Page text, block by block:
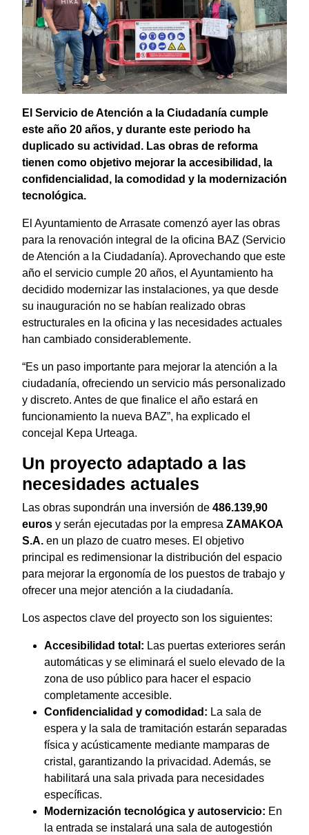
El Servicio de Atención a la Ciudadanía cumple
este año 20 años, y durante este periodo ha
duplicado su actividad. Las obras de reforma
tienen como objetivo mejorar la accesibilidad, la
confidencialidad, la comodidad y la modernización
tecnológica.
El Ayuntamiento de Arrasate comenzó ayer las obras
para la renovación integral de la oficina BAZ (Servicio
de Atención a la Ciudadanía). Aprovechando que este
año el servicio cumple 20 años, el Ayuntamiento ha
decidido modernizar las instalaciones, ya que desde
su inauguración no se habían realizado obras
estructurales en la oficina y las necesidades actuales
han cambiado considerablemente.
“Es un paso importante para mejorar la atención a la
ciudadanía, ofreciendo un servicio más personalizado
y discreto. Antes de que finalice el año estará en
funcionamiento la nueva BAZ”, ha explicado el
concejal Kepa Urteaga.
Un proyecto adaptado a las
necesidades actuales
Las obras supondrán una inversión de 486.139,90
euros y serán ejecutadas por la empresa ZAMAKOA
S.A. en un plazo de cuatro meses. El objetivo
principal es redimensionar la distribución del espacio
para mejorar la ergonomía de los puestos de trabajo y
ofrecer una mejor atención a la ciudadanía.
Los aspectos clave del proyecto son los siguientes:
Accesibilidad total: Las puertas exteriores serán
automáticas y se eliminará el suelo elevado de la
zona de uso público para hacer el espacio
completamente accesible.
Confidencialidad y comodidad: La sala de
espera y la sala de tramitación estarán separadas
física y acústicamente mediante mamparas de
cristal, garantizando la privacidad. Además, se
habilitará una sala privada para necesidades
específicas.
Modernización tecnológica y autoservicio: En
la entrada se instalará una sala de autogestión